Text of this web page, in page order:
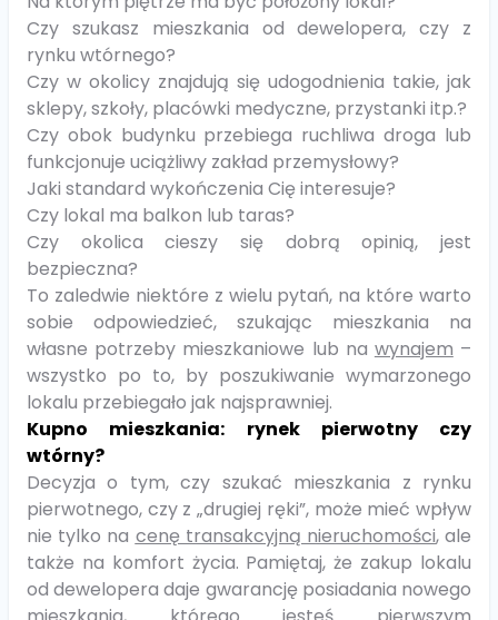
Czy szukasz mieszkania od dewelopera, czy z
rynku wtórnego?
Czy w okolicy znajdują się udogodnienia takie, jak
sklepy, szkoły, placówki medyczne, przystanki itp.?
Czy obok budynku przebiega ruchliwa droga lub
funkcjonuje uciążliwy zakład przemysłowy?
Jaki standard wykończenia Cię interesuje?
Czy lokal ma balkon lub taras?
Czy okolica cieszy się dobrą opinią, jest
bezpieczna?
To zaledwie niektóre z wielu pytań, na które warto
sobie odpowiedzieć, szukając mieszkania na
własne potrzeby mieszkaniowe lub na wynajem –
wszystko po to, by poszukiwanie wymarzonego
lokalu przebiegało jak najsprawniej.
Kupno mieszkania: rynek pierwotny czy
wtórny?
Decyzja o tym, czy szukać mieszkania z rynku
pierwotnego, czy z „drugiej ręki”, może mieć wpływ
nie tylko na cenę transakcyjną nieruchomości, ale
także na komfort życia. Pamiętaj, że zakup lokalu
od dewelopera daje gwarancję posiadania nowego